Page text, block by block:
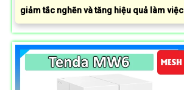
giảm tắc nghẽn và tăng hiệu quả làm việc